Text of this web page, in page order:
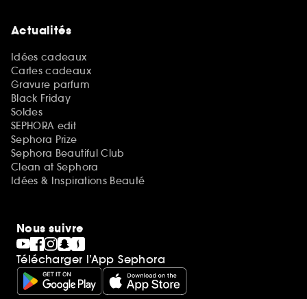
Actualités
Idées cadeaux
Cartes cadeaux
Gravure parfum
Black Friday
Soldes
SEPHORA edit
Sephora Prize
Sephora Beautiful Club
Clean at Sephora
Idées & Inspirations Beauté
Nous suivre
Télécharger l’App Sephora